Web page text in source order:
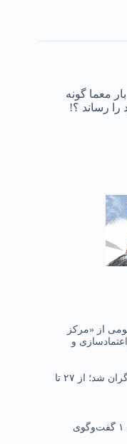
معما گونه
رساند ؟!
از «مرکز
و
چند قلم داروی دیگر هم گران شد؛ از ۲۷ تا
۶ نکته‌ی کوتاه از قسمت ۱ گفت‌وگوی